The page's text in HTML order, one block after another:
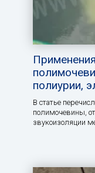
полиурии,
В статье
полимочевины,
звукоизоляции